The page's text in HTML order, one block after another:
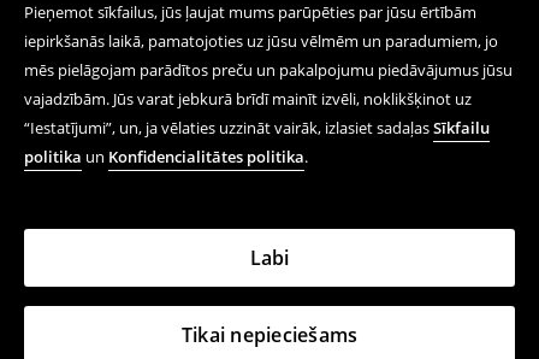
Pieņemot sīkfailus, jūs ļaujat mums parūpēties par jūsu ērtībām
iepirkšanās laikā, pamatojoties uz jūsu vēlmēm un paradumiem, jo
mēs pielāgojam parādītos preču un pakalpojumu piedāvājumus jūsu
vajadzībām. Jūs varat jebkurā brīdī mainīt izvēli, noklikšķinot uz
“Iestatījumi”, un, ja vēlaties uzzināt vairāk, izlasiet sadaļasSīkfailu
politika un Konfidencialitātes politika.
Tikai nepieciešams
Labi